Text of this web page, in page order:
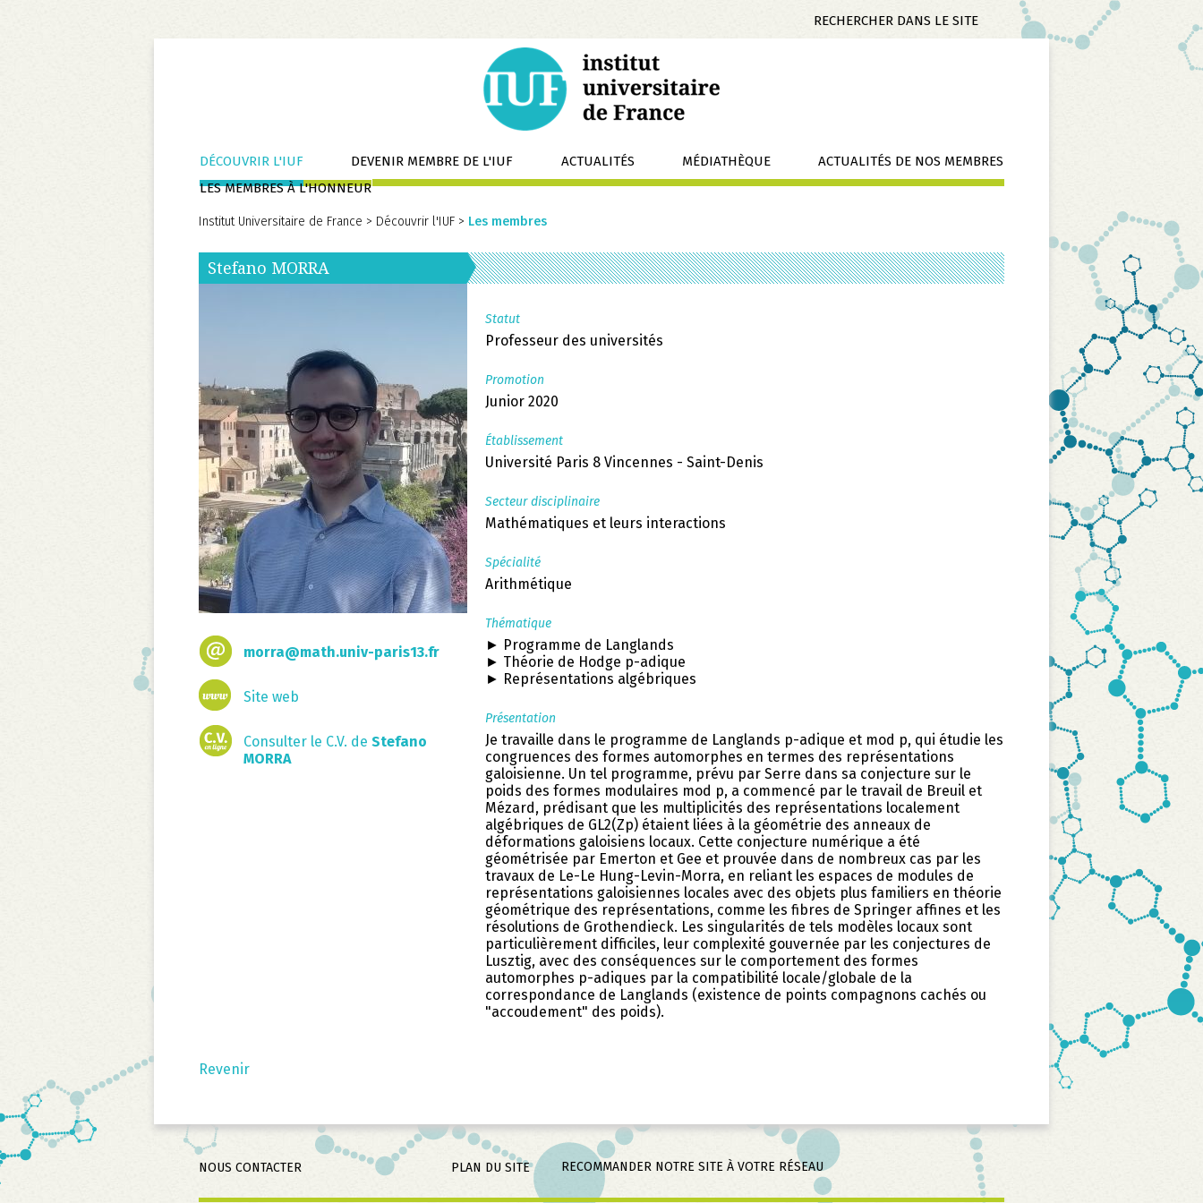
Mots-
Aller
au
contenu
DÉCOUVRIR L'IUF DEVENIR MEMBRE DE L'IUF ACTUALITÉS MÉDIATHÈQUE
ACTUALITÉS DE NOS MEMBRES
LES MEMBRES À L'HONNEUR
Institut Universitaire de France > Découvrir l'IUF > Les membres
Stefano MORRA
morra@math.univ-paris13.fr
Site web
Consulter le C.V. de Stefano
MORRA
Statut
Professeur des universités
Promotion
Junior 2020
Établissement
Université Paris 8 Vincennes - Saint-Denis
Secteur disciplinaire
Mathématiques et leurs interactions
Spécialité
Arithmétique
Thématique
► Programme de Langlands
► Théorie de Hodge p-adique
► Représentations algébriques
Présentation
Je travaille dans le programme de Langlands p-adique et mod p, qui étudie les
congruences des formes automorphes en termes des représentations
galoisienne. Un tel programme, prévu par Serre dans sa conjecture sur le
poids des formes modulaires mod p, a commencé par le travail de Breuil et
Mézard, prédisant que les multiplicités des représentations localement
algébriques de GL2(Zp) étaient liées à la géométrie des anneaux de
déformations galoisiens locaux. Cette conjecture numérique a été
géométrisée par Emerton et Gee et prouvée dans de nombreux cas par les
travaux de Le-Le Hung-Levin-Morra, en reliant les espaces de modules de
représentations galoisiennes locales avec des objets plus familiers en théorie
géométrique des représentations, comme les fibres de Springer affines et les
résolutions de Grothendieck. Les singularités de tels modèles locaux sont
particulièrement difficiles, leur complexité gouvernée par les conjectures de
Lusztig, avec des conséquences sur le comportement des formes
automorphes p-adiques par la compatibilité locale/globale de la
correspondance de Langlands (existence de points compagnons cachés ou
"accoudement" des poids).
Revenir
Aller
au
NOUS CONTACTER PLAN DU SITE RECOMMANDER NOTRE SITE À VOTRE RÉSEAU